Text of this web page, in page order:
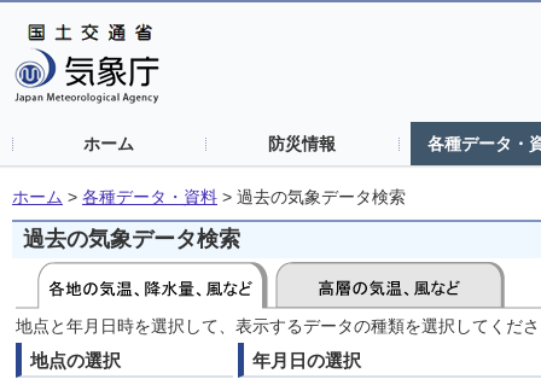
ホーム 防災情報 各種データ・
ホーム > 各種データ・資料 > 過去の気象データ検索
過去の気象データ検索
地点と年月日時を選択して、表示するデータの種類を選択してくだ
地点の選択 年月日の選択